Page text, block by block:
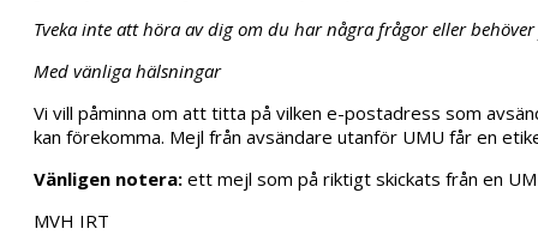
Tveka inte att höra av dig om du har några frågor eller
Med vänliga hälsningar
Vi vill påminna om att titta på vilken e-postadress som
kan förekomma. Mejl från avsändare utanför UMU får en
Vänligen notera: ett mejl som på riktigt skickats från en
MVH IRT